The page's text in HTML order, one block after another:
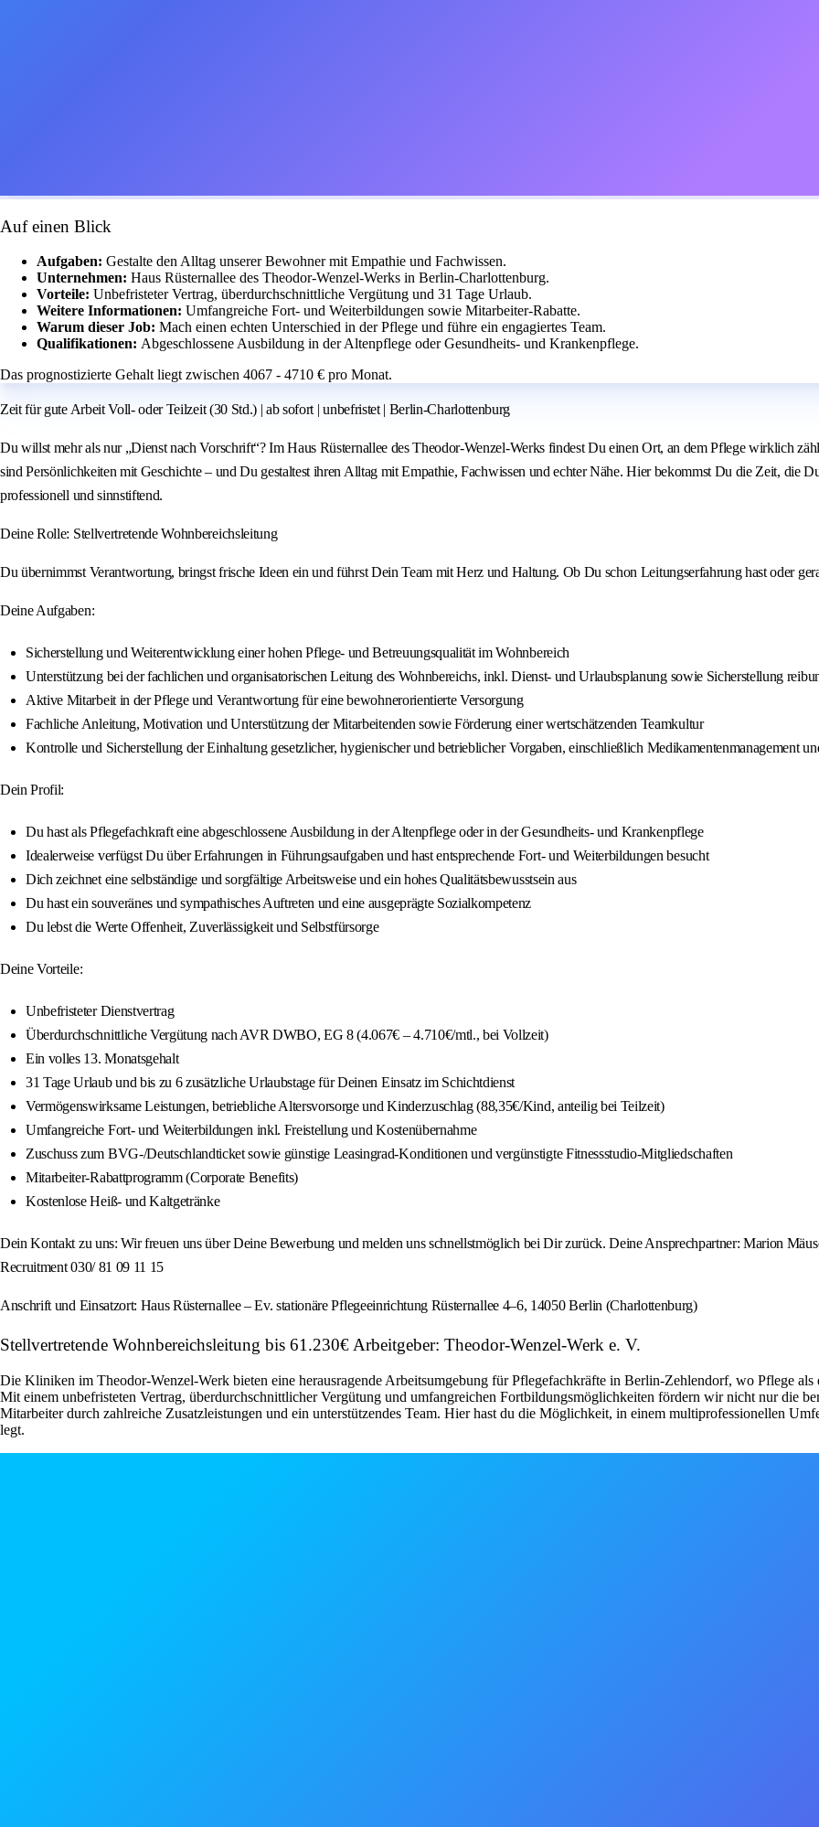
Auf einen Blick
Aufgaben: Gestalte den Alltag unserer Bewohner mit Empathie und Fachwissen.
Unternehmen: Haus Rüsternallee des Theodor-Wenzel-Werks in Berlin-Charlottenburg.
Vorteile: Unbefristeter Vertrag, überdurchschnittliche Vergütung und 31 Tage Urlaub.
Weitere Informationen: Umfangreiche Fort- und Weiterbildungen sowie Mitarbeiter-Rabatte.
Warum dieser Job: Mach einen echten Unterschied in der Pflege und führe ein engagiertes Team.
Qualifikationen: Abgeschlossene Ausbildung in der Altenpflege oder Gesundheits- und Krankenpflege.
Das prognostizierte Gehalt liegt zwischen 4067 - 4710 € pro Monat.
Zeit für gute Arbeit Voll- oder Teilzeit (30 Std.) | ab sofort | unbefristet | Berlin-Charlottenburg
Du willst mehr als nur „Dienst nach Vorschrift“? Im Haus Rüsternallee des Theodor-Wenzel-Werks findest Du einen Ort, an dem Pflege wirklich
sind Persönlichkeiten mit Geschichte – und Du gestaltest ihren Alltag mit Empathie, Fachwissen und echter Nähe. Hier bekommst Du die Zeit, die
professionell und sinnstiftend.
Deine Rolle: Stellvertretende Wohnbereichsleitung
Du übernimmst Verantwortung, bringst frische Ideen ein und führst Dein Team mit Herz und Haltung. Ob Du schon Leitungserfahrung hast oder
Deine Aufgaben:
Sicherstellung und Weiterentwicklung einer hohen Pflege- und Betreuungsqualität im Wohnbereich
Unterstützung bei der fachlichen und organisatorischen Leitung des Wohnbereichs, inkl. Dienst- und Urlaubsplanung sowie Sicherstellung
Aktive Mitarbeit in der Pflege und Verantwortung für eine bewohnerorientierte Versorgung
Fachliche Anleitung, Motivation und Unterstützung der Mitarbeitenden sowie Förderung einer wertschätzenden Teamkultur
Kontrolle und Sicherstellung der Einhaltung gesetzlicher, hygienischer und betrieblicher Vorgaben, einschließlich Medikamentenmanagement
Dein Profil:
Du hast als Pflegefachkraft eine abgeschlossene Ausbildung in der Altenpflege oder in der Gesundheits- und Krankenpflege
Idealerweise verfügst Du über Erfahrungen in Führungsaufgaben und hast entsprechende Fort- und Weiterbildungen besucht
Dich zeichnet eine selbständige und sorgfältige Arbeitsweise und ein hohes Qualitätsbewusstsein aus
Du hast ein souveränes und sympathisches Auftreten und eine ausgeprägte Sozialkompetenz
Du lebst die Werte Offenheit, Zuverlässigkeit und Selbstfürsorge
Deine Vorteile:
Unbefristeter Dienstvertrag
Überdurchschnittliche Vergütung nach AVR DWBO, EG 8 (4.067€ – 4.710€/mtl., bei Vollzeit)
Ein volles 13. Monatsgehalt
31 Tage Urlaub und bis zu 6 zusätzliche Urlaubstage für Deinen Einsatz im Schichtdienst
Vermögenswirksame Leistungen, betriebliche Altersvorsorge und Kinderzuschlag (88,35€/Kind, anteilig bei Teilzeit)
Umfangreiche Fort- und Weiterbildungen inkl. Freistellung und Kostenübernahme
Zuschuss zum BVG-/Deutschlandticket sowie günstige Leasingrad-Konditionen und vergünstigte Fitnessstudio-Mitgliedschaften
Mitarbeiter-Rabattprogramm (Corporate Benefits)
Kostenlose Heiß- und Kaltgetränke
Dein Kontakt zu uns: Wir freuen uns über Deine Bewerbung und melden uns schnellstmöglich bei Dir zurück. Deine Ansprechpartner: Marion
Recruitment 030/ 81 09 11 15
Anschrift und Einsatzort: Haus Rüsternallee – Ev. stationäre Pflegeeinrichtung Rüsternallee 4–6, 14050 Berlin (Charlottenburg)
Stellvertretende Wohnbereichsleitung bis 61.230€ Arbeitgeber: Theodor-Wenzel-Werk e. V.
Die Kliniken im Theodor-Wenzel-Werk bieten eine herausragende Arbeitsumgebung für Pflegefachkräfte in Berlin-Zehlendorf, wo Pflege als
Mit einem unbefristeten Vertrag, überdurchschnittlicher Vergütung und umfangreichen Fortbildungsmöglichkeiten fördern wir nicht nur die
Mitarbeiter durch zahlreiche Zusatzleistungen und ein unterstützendes Team. Hier hast du die Möglichkeit, in einem multiprofessionellen
legt.